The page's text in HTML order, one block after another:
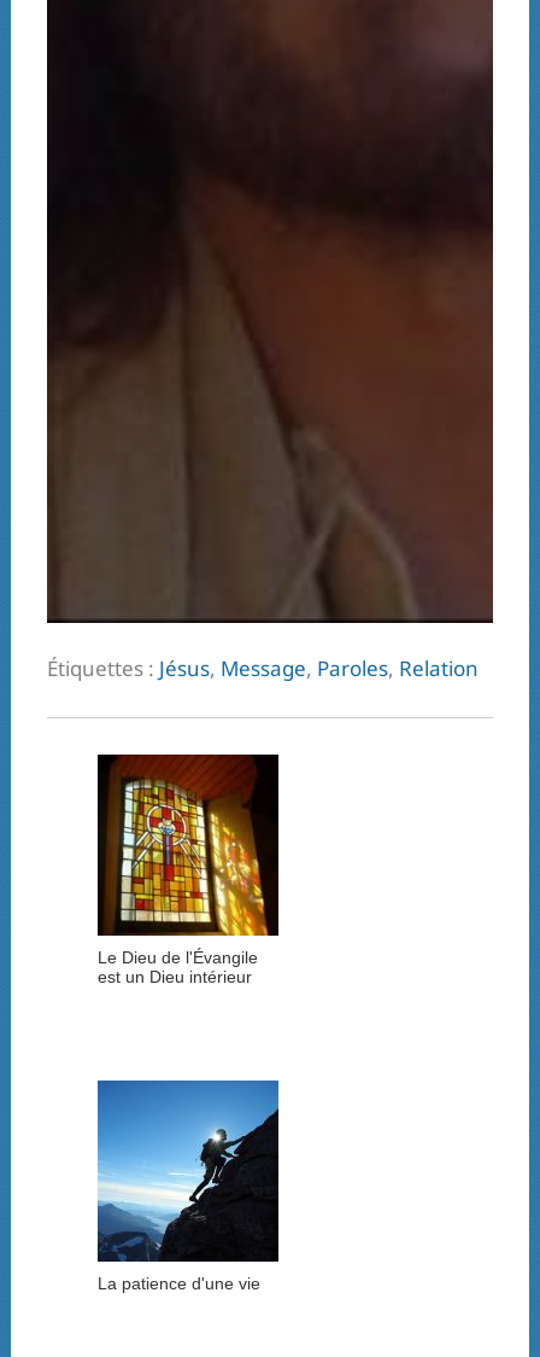
Étiquettes : Jésus, Message, Paroles, Relation
Le Dieu de l'Évangile
est un Dieu intérieur
La patience d'une vie